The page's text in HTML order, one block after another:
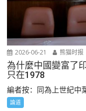
2026-06-21 熊猫时报
為什麼中國變富了
只在1978
編者按：同為上世紀中
論道